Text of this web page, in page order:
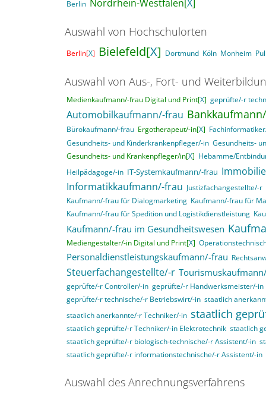
Berlin Nordrhein-Westfalen[X]
Auswahl von Hochschulorten
Berlin[X] Bielefeld[X] Dortmund Köln Monheim
Auswahl von Aus-, Fort- und
Medienkaufmann/-frau Digital und Print[X] geprüfte/-r
Automobilkaufmann/-frau
Bürokaufmann/-frau Ergotherapeut/-in[X]
Gesundheits- und Kinderkrankenpfleger/-in Gesundheits-
Gesundheits- und Krankenpfleger/in[X] Hebamme/
Heilpädagoge/-in IT-Systemkaufmann/-frau
Informatikkaufmann/-frau Justizfachangestellte/-r
Kaufmann/-frau für Dialogmarketing Kaufmann/-frau für
Kaufmann/-frau für Spedition und Logistikdienstleistung
Kaufmann/-frau im Gesundheitswesen
Mediengestalter/-in Digital und Print[X]
Personaldienstleistungskaufmann/-frau
Steuerfachangestellte/-r
geprüfte/-r Controller/-in geprüfte/-r Handwerksmeister/-in
geprüfte/-r technische/-r Betriebswirt/-in staatlich
staatlich anerkannte/-r Techniker/-in staatlich
staatlich geprüfte/-r Techniker/-in Elektrotechnik staatlich
staatlich geprüfte/-r biologisch-technische/-r Assistent/-in
staatlich geprüfte/-r informationstechnische/-r Assistent/-in
Auswahl des Anrechnungsverfahrens